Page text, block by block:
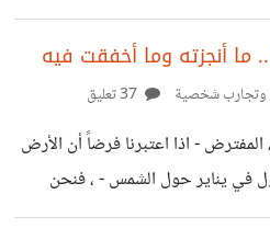
، اتضح انه تحرّش ضد فتاة مكسيكية
صور حساسة لها. لاحقاً، توالت
الى أزمة في معسكر المنتخب
كان هذا التعليق الذي علّقه محمد
هذه الازمة ، بإعتبار انه أخطأ
يتم ذبحه
شخصية
المفترض - اذا اعتبرنا فرضاً أن الأرض
في يناير حول الشمس - ، فنحن
بذلك قطعنا ما هو أكثر من نصف دورة حول الشمس. 6 أشهر